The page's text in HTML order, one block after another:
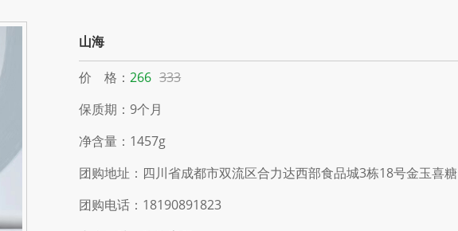
山海
价 格：266 333
保质期：9个月
净含量：1457g
团购地址：四川省成都市双流区合力达西部食品城3栋18号金玉喜糖
团购电话：18190891823